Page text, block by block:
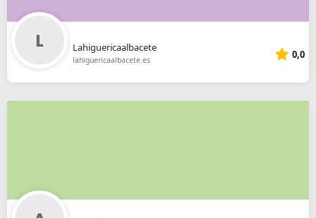
Lahiguericaalbacete
lahiguericaalbacete.es 0,0